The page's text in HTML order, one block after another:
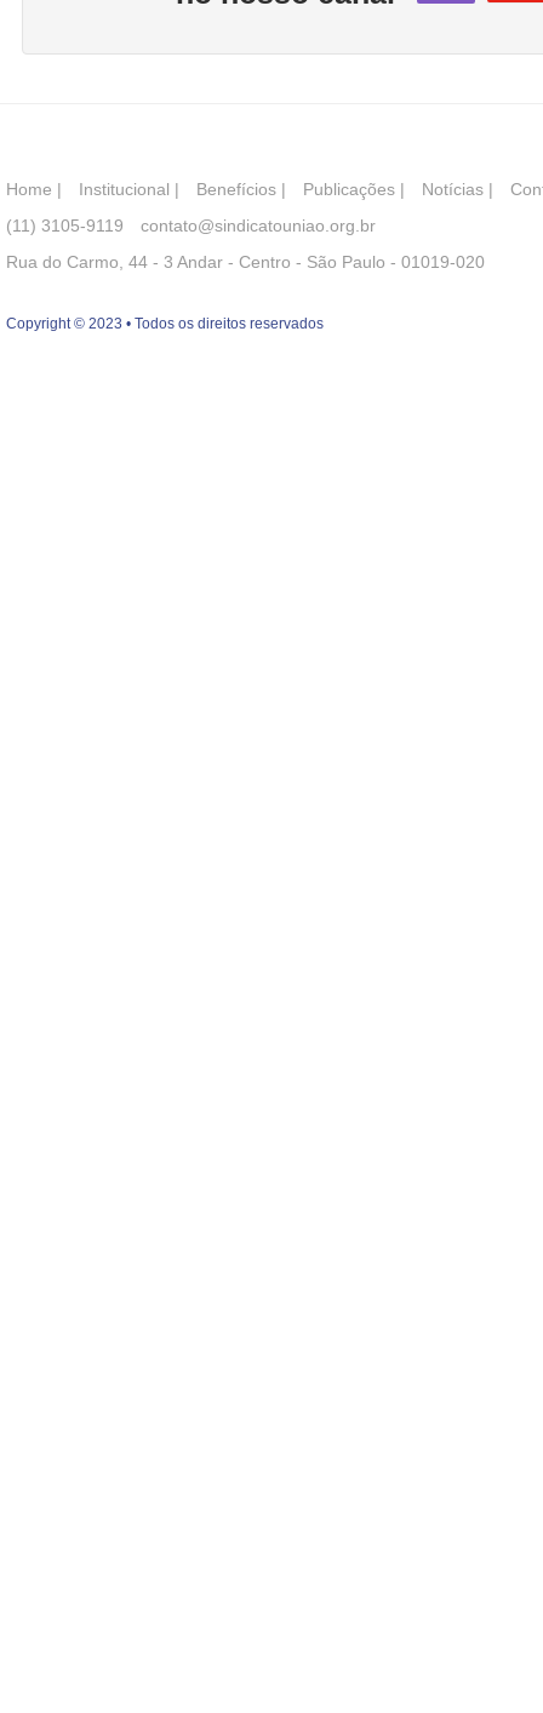
Home | Institucional | Benefícios | Publicações | Notícias |
(11) 3105-9119
contato@sindicatouniao.org.br
Rua do Carmo, 44 - 3 Andar - Centro - São Paulo - 01019-020
Copyright © 2023 • Todos os direitos reservados